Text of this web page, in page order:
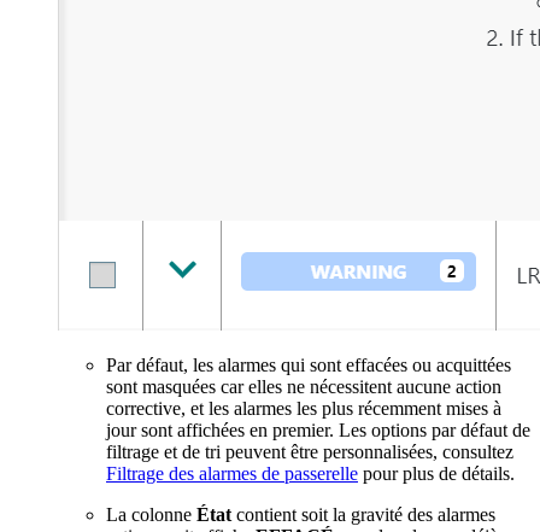
Par défaut, les alarmes qui sont effacées ou acquittées
sont masquées car elles ne nécessitent aucune action
corrective, et les alarmes les plus récemment mises à
jour sont affichées en premier. Les options par défaut de
filtrage et de tri peuvent être personnalisées, consultez
Filtrage des alarmes de passerelle pour plus de détails.
La colonne État contient soit la gravité des alarmes